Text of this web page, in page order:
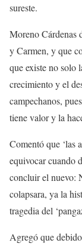
sureste.
Moreno Cárdenas
y Carmen, y que
que existe no solo
crecimiento y el
campechanos,
tiene valor y la
Comentó que ‘las
equivocar cuando
concluir el nuevo:
colapsara, ya la
tragedia del
Agregó que